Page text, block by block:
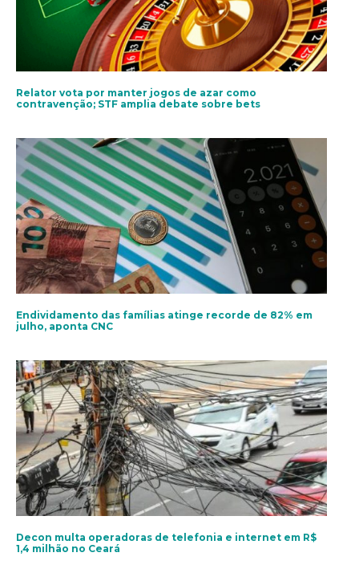
Relator vota por manter jogos de azar como
contravenção; STF amplia debate sobre bets
Endividamento das famílias atinge recorde de 82% em
julho, aponta CNC
Decon multa operadoras de telefonia e internet em R$
1,4 milhão no Ceará